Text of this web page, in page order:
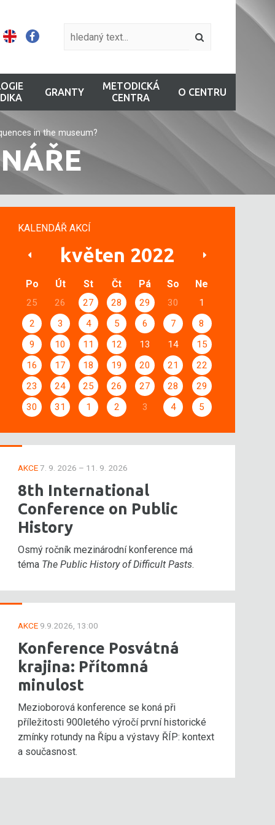
GRANTY
METODICKÁ
CENTRA
O CENTRU
in the museum?
KALENDÁŘ AKCÍ
květen 2022
Po Út St Čt Pá So Ne
25 26 27 28 29 30
1
2
3 4 5 6 7
8
9
10 11 12 13 14
15
16
17 18 19 20 21
22
23
24 25 26 27 28
29
30
31 1 2 3 4 5
AKCE7. 9. 2026 – 11. 9. 2026
8th International
Conference on Public
History
Osmý ročník mezinárodní konference má
téma The Public History of Difficult Pasts.
AKCE 9.9.2026, 13:00
Konference Posvátná
krajina: Přítomná
minulost
Mezioborová konference se koná při
příležitosti 900letého výročí první historické
zmínky rotundy na Řípu a výstavy ŘÍP: kontext
a současnost.